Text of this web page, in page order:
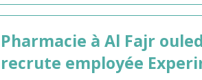
Pharmacie à Al Fajr
recrute employée